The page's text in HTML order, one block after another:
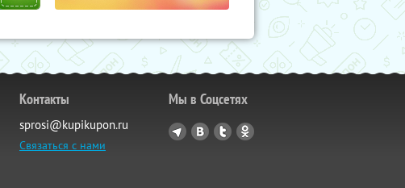
Контакты
sprosi@kupikupon.ru
Связаться с нами
Мы в Соцсетях